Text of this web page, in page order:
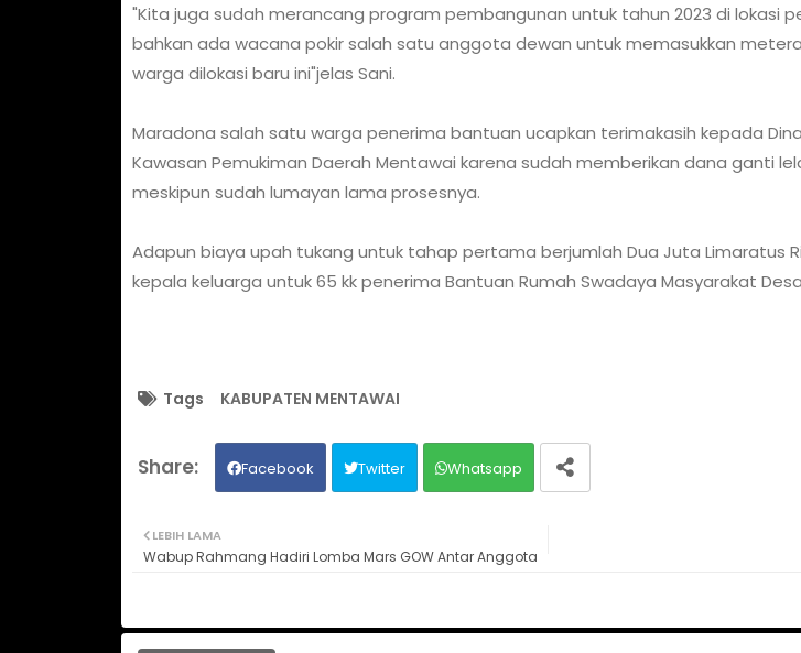
"Kita juga sudah merancang program pembangunan untuk tahun 2023 di lokasi
bahkan ada wacana pokir salah satu anggota dewan untuk memasukkan
warga dilokasi baru ini"jelas Sani.
Maradona salah satu warga penerima bantuan ucapkan terimakasih kepada
Kawasan Pemukiman Daerah Mentawai karena sudah memberikan dana ganti
meskipun sudah lumayan lama prosesnya.
Adapun biaya upah tukang untuk tahap pertama berjumlah Dua Juta Limaratus
kepala keluarga untuk 65 kk penerima Bantuan Rumah Swadaya Masyarakat
Tags KABUPATEN MENTAWAI
Facebook Twitter Whatsapp
LEBIH LAMA
Wabup Rahmang Hadiri Lomba Mars GOW Antar Anggota